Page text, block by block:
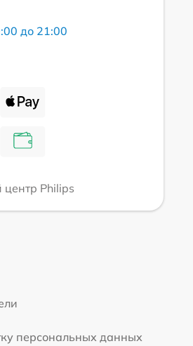
до 21:00
Philips
персональных данных